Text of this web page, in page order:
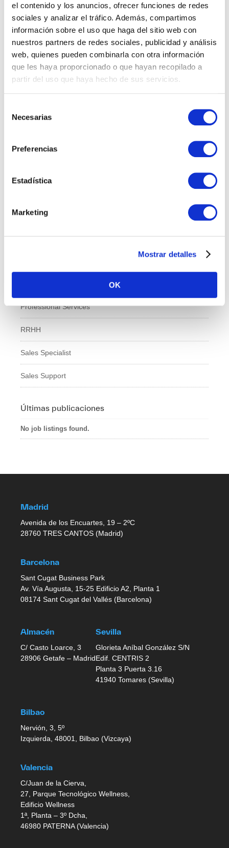
el contenido y los anuncios, ofrecer funciones de redes
sociales y analizar el tráfico. Además, compartimos
información sobre el uso que haga del sitio web con
nuestros partners de redes sociales, publicidad y análisis
web, quienes pueden combinarla con otra información
que les haya proporcionado o que hayan recopilado a
partir del uso que haya hecho de sus servicios.
Necesarias
Preferencias
Estadística
Marketing
Mostrar detalles
OK
Save my name, email, and website in this browser for
the next time I comment.
Account Manager
Administración y Finanzas
IT
Logí­stica
Professional Services
RRHH
Sales Specialist
Sales Support
Últimas publicaciones
No job listings found.
Madrid
Avenida de los Encuartes, 19 – 2ºC
28760 TRES CANTOS (Madrid)
Barcelona
Sant Cugat Business Park
Av. Vía Augusta, 15-25 Edificio A2, Planta 1
08174 Sant Cugat del Vallés (Barcelona)
Almacén
C/ Casto Loarce, 3
28906 Getafe – Madrid
Sevilla
Glorieta Aníbal González S/N
Edif. CENTRIS 2
Planta 3 Puerta 3.16
41940 Tomares (Sevilla)
Bilbao
Nervión, 3, 5º
Izquierda, 48001, Bilbao (Vizcaya)
Valencia
C/Juan de la Cierva,
27, Parque Tecnológico Wellness,
Edificio Wellness
1ª, Planta – 3º Dcha,
46980 PATERNA (Valencia)